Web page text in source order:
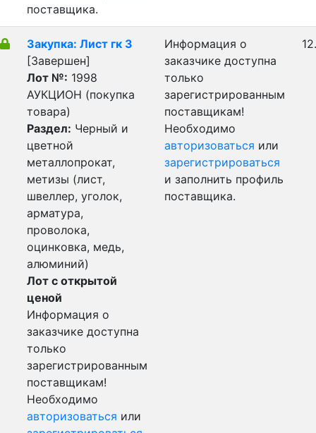
поставщика.
Закупка: Лист гк 3
[Завершен]
Лот №: 1998
АУКЦИОН (покупка
товара)
Раздел: Черный и
цветной
металлопрокат,
метизы (лист,
швеллер, уголок,
арматура,
проволока,
оцинковка, медь,
алюминий)
Лот с открытой
ценой
Информация о
заказчике доступна
только
зарегистрированным
поставщикам!
Необходимо
авторизоваться или
Информация о
заказчике доступна
только
зарегистрированным
поставщикам!
Необходимо
авторизоваться или
зарегистрироваться
и заполнить профиль
поставщика.